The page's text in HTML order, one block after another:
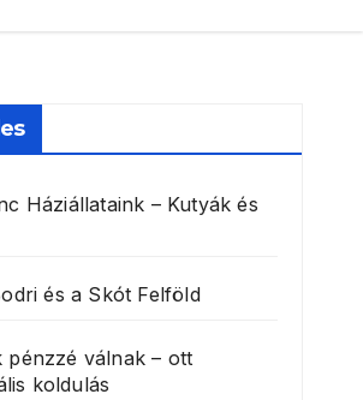
Háziállataink – Kutyák és
és a Skót Felföld
válnak – ott
koldulás